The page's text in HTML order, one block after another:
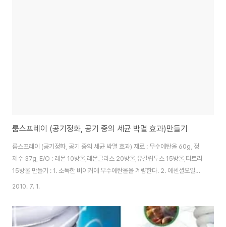
룸스프레이 (공기정화, 공기 중의 세균 박멸 효과)만들기
룸스프레이 (공기정화, 공기 중의 세균 박멸 효과) 재료 : 무수에탄올 60g, 정
제수 37g, E/O : 레몬 10방울,레몬글라스 20방울,유칼립투스 15방울,티트리
15방울 만들기 : 1. 소독한 비이커에 무수에탄올을 계량한다. 2. 에센셜오일들
을 계량한 후 유리막대를 이용해서 저어준다. 3. 마지막으로 정제수를 채워준
2010. 7. 1.